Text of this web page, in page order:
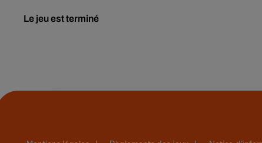
Le jeu est terminé